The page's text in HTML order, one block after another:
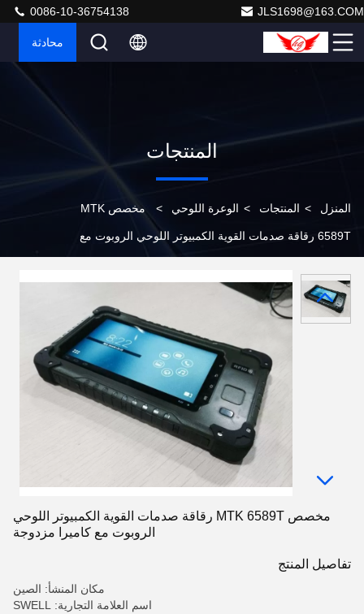
JLS1698@163.COM
0086-10-36754138
محادثة
المنتجات
المنزل > المنتجات > الوعرة اللوحي > مخصص MTK
6589T رقاقة صدمات القوية الكمبيوتر اللوحي الروبوت مع
مخصص MTK 6589T رقاقة صدمات القوية الكمبيوتر اللوحي
الروبوت مع كاميرا مزدوجة
تفاصيل المنتج
مكان المنشأ: الصين
اسم العلامة التجارية: SWELL